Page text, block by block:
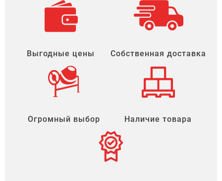
Выгодные цены Собственная доставка
Огромный выбор Наличие товара